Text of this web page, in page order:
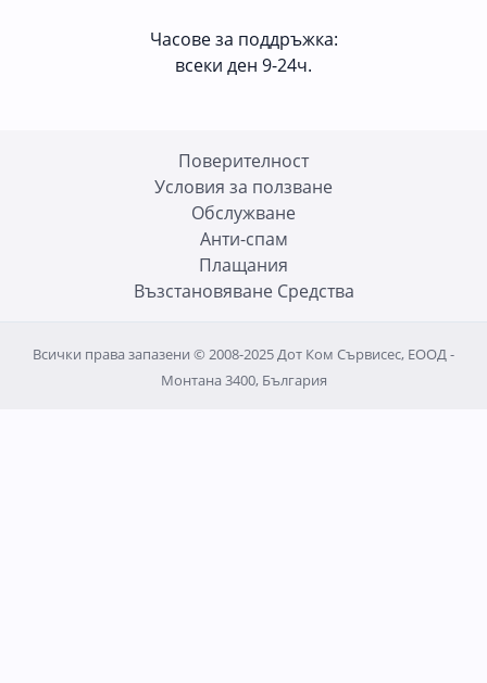
Часове за поддръжка:
всеки ден 9-24ч.
Поверителност
Условия за ползване
Oбслужване
Анти-спам
Плащания
Възстановяване Средства
Всички права запазени © 2008-2025 Дот Ком Сървисес, ЕООД -
Монтана 3400, България